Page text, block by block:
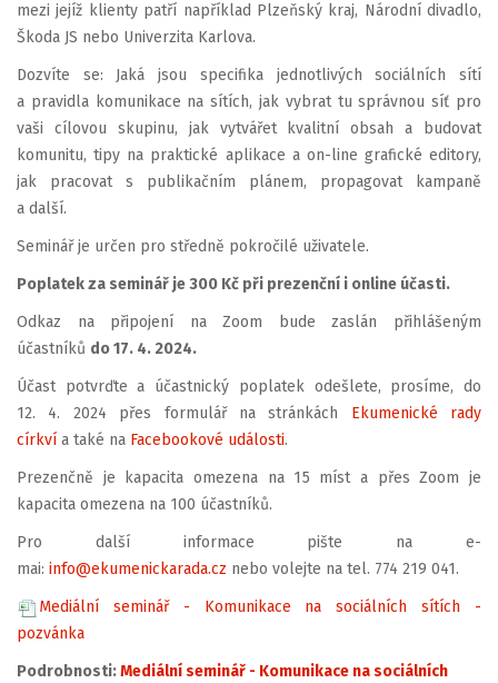
mezi jejíž klienty patří například Plzeňský kraj, Národní divadlo,
Škoda JS nebo Univerzita Karlova.
Dozvíte se: Jaká jsou specifika jednotlivých sociálních sítí
a pravidla komunikace na sítích, jak vybrat tu správnou síť pro
vaši cílovou skupinu, jak vytvářet kvalitní obsah a budovat
komunitu, tipy na praktické aplikace a on-line grafické editory,
jak pracovat s publikačním plánem, propagovat kampaně
a další.
Seminář je určen pro středně pokročilé uživatele.
Poplatek za seminář je 300 Kč při prezenční i online účasti.
Odkaz na připojení na Zoom bude zaslán přihlášeným
účastníků do 17. 4. 2024.
Účast potvrďte a účastnický poplatek odešlete, prosíme, do
12. 4. 2024 přes formulář na stránkách Ekumenické rady
církví a také na Facebookové události.
Prezenčně je kapacita omezena na 15 míst a přes Zoom je
kapacita omezena na 100 účastníků.
Pro další informace pište na e-
mai: info@ekumenickarada.cz nebo volejte na tel. 774 219 041.
Mediální seminář - Komunikace na sociálních sítích -
pozvánka
Podrobnosti:Mediální seminář - Komunikace na sociálních